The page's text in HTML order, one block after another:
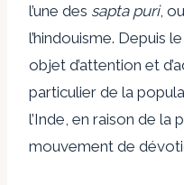
l’une des sapta puri,
l’hindouisme. Depuis
objet d’attention et
particulier de la
l’Inde, en raison de la
mouvement de